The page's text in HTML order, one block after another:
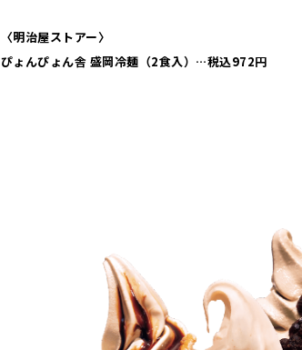
〈明治屋ストアー〉
ぴょんぴょん舎 盛岡冷麺（2食入）…税込972円